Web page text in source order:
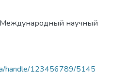
научный
handle/123456789/5145